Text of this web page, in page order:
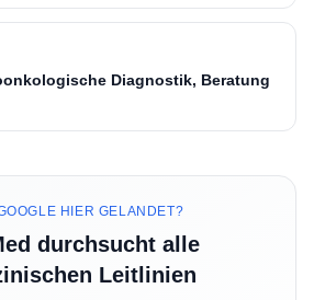
Diagnostik, Beratung
HIER GELANDET?
durchsucht alle
Leitlinien